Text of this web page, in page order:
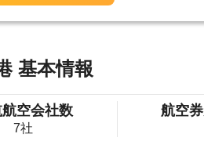
基本情報
空会社数
7社
航空